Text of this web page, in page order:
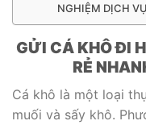
NGHIỆM DỊCH
GỬI CÁ KHÔ ĐI
RẺ
Cá khô là một loại
muối và sấy khô.